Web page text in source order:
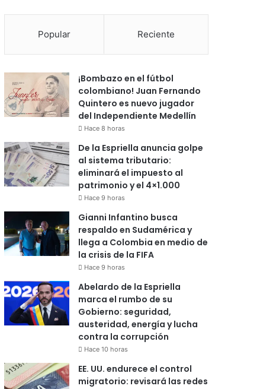
Popular Reciente
¡Bombazo en el fútbol
colombiano! Juan Fernando
Quintero es nuevo jugador
del Independiente Medellín
Hace 8 horas
De la Espriella anuncia golpe
al sistema tributario:
eliminará el impuesto al
patrimonio y el 4×1.000
Hace 9 horas
Gianni Infantino busca
respaldo en Sudamérica y
llega a Colombia en medio de
la crisis de la FIFA
Hace 9 horas
Abelardo de la Espriella
marca el rumbo de su
Gobierno: seguridad,
austeridad, energía y lucha
contra la corrupción
Hace 10 horas
EE. UU. endurece el control
migratorio: revisará las redes